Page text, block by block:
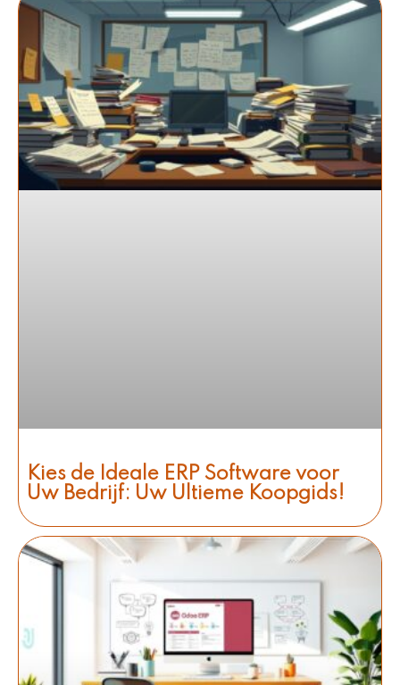
Kies de Ideale ERP Software voor
Uw Bedrijf: Uw Ultieme Koopgids!